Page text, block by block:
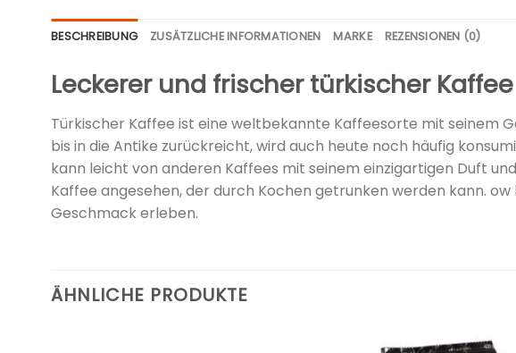
BESCHREIBUNG ZUSÄTZLICHE INFORMATIONEN MARKE REZENSIONEN (0)
Leckerer und frischer türkischer Kaffee
Türkischer Kaffee ist eine weltbekannte Kaffeesorte mit seinem
bis in die Antike zurückreicht, wird auch heute noch häufig
kann leicht von anderen Kaffees mit seinem einzigartigen Duft
Kaffee angesehen, der durch Kochen getrunken werden kann.
Geschmack erleben.
ÄHNLICHE PRODUKTE